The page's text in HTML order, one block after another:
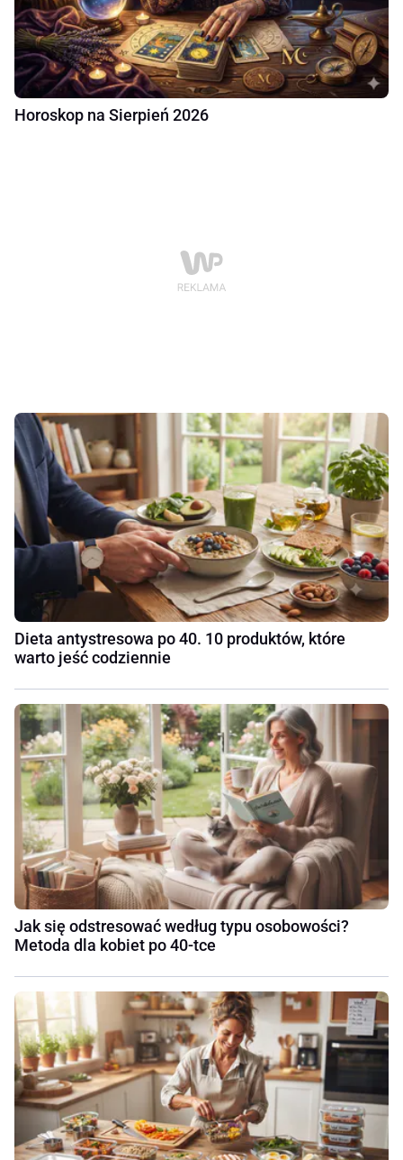
Horoskop na Sierpień 2026
Dieta antystresowa po 40. 10 produktów, które
warto jeść codziennie
Jak się odstresować według typu osobowości?
Metoda dla kobiet po 40-tce